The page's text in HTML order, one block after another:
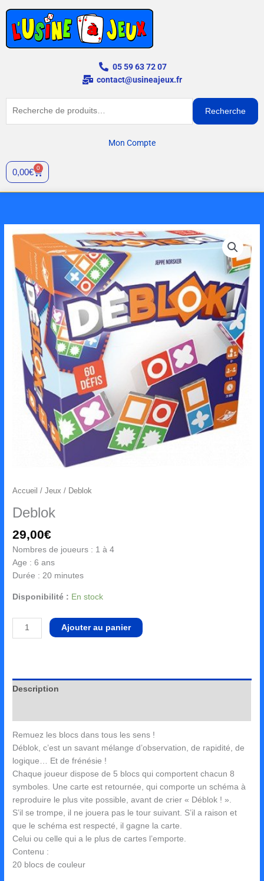
contenu
05 59 63 72 07
contact@usineajeux.fr
Recherche
Mon Compte
0,00€ 0
Panier
Accueil /Jeux / Deblok
Deblok
29,00€
Nombres de joueurs : 1 à 4
Age : 6 ans
Durée : 20 minutes
Disponibilité : En stock
quantité
de
Deblok
Ajouter au panier
Description
Remuez les blocs dans tous les sens !
Déblok, c’est un savant mélange d’observation, de rapidité, de
logique… Et de frénésie !
Chaque joueur dispose de 5 blocs qui comportent chacun 8
symboles. Une carte est retournée, qui comporte un schéma à
reproduire le plus vite possible, avant de crier « Déblok ! ».
S’il se trompe, il ne jouera pas le tour suivant. S’il a raison et
que le schéma est respecté, il gagne la carte.
Celui ou celle qui a le plus de cartes l’emporte.
Contenu :
20 blocs de couleur